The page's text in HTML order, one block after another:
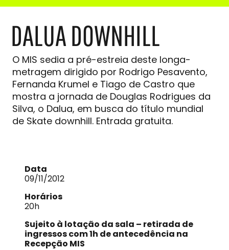
DALUA DOWNHILL
O MIS sedia a pré-estreia deste longa-
metragem dirigido por Rodrigo Pesavento,
Fernanda Krumel e Tiago de Castro que
mostra a jornada de Douglas Rodrigues da
Silva, o Dalua, em busca do título mundial
de Skate downhill. Entrada gratuita.
Data
09/11/2012
Horários
20h
Sujeito à lotação da sala – retirada de
ingressos com 1h de antecedência na
Recepção MIS